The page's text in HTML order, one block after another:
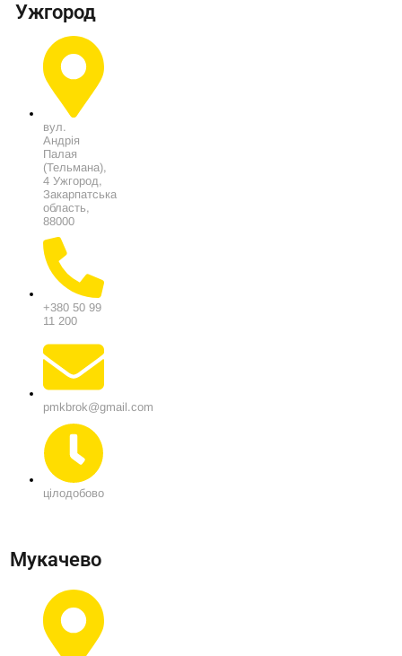
Ужгород
вул.
Андрія
Палая
(Тельмана),
4 Ужгород,
Закарпатська
область,
88000
+380 50 99
11 200
pmkbrok@gmail.com
цілодобово
Мукачево